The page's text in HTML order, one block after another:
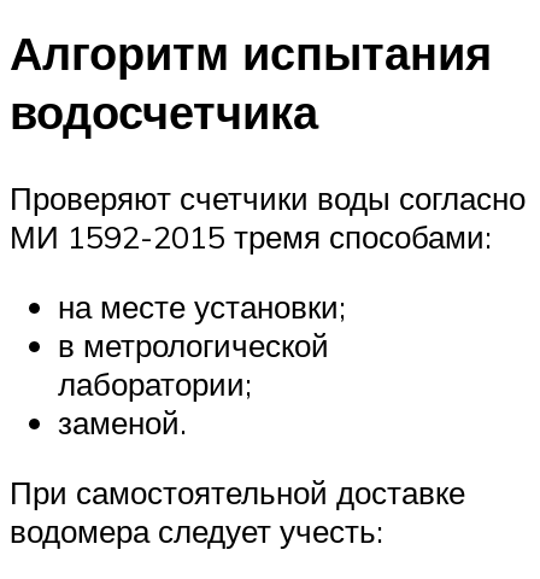
Алгоритм испытания
водосчетчика
Проверяют счетчики воды согласно
МИ 1592-2015 тремя способами:
на месте установки;
в метрологической
лаборатории;
заменой.
При самостоятельной доставке
водомера следует учесть: